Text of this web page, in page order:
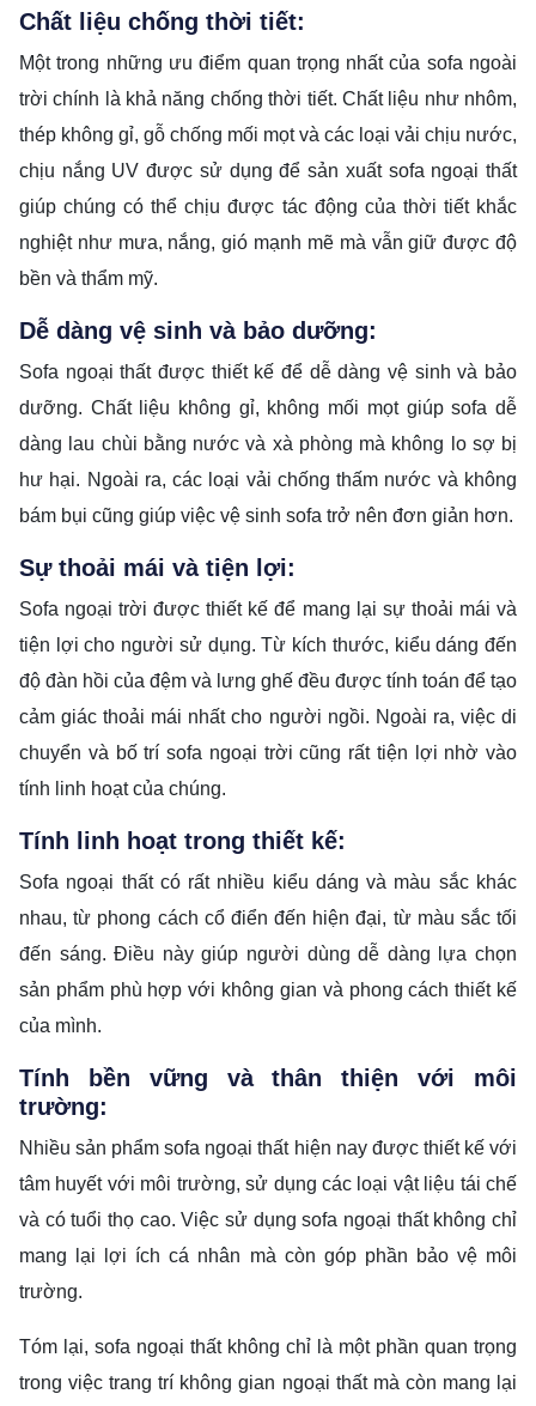
Chất liệu chống thời tiết:
Một trong những ưu điểm quan trọng nhất của sofa ngoài
trời chính là khả năng chống thời tiết. Chất liệu như nhôm,
thép không gỉ, gỗ chống mối mọt và các loại vải chịu nước,
chịu nắng UV được sử dụng để sản xuất sofa ngoại thất
giúp chúng có thể chịu được tác động của thời tiết khắc
nghiệt như mưa, nắng, gió mạnh mẽ mà vẫn giữ được độ
bền và thẩm mỹ.
Dễ dàng vệ sinh và bảo dưỡng:
Sofa ngoại thất được thiết kế để dễ dàng vệ sinh và bảo
dưỡng. Chất liệu không gỉ, không mối mọt giúp sofa dễ
dàng lau chùi bằng nước và xà phòng mà không lo sợ bị
hư hại. Ngoài ra, các loại vải chống thấm nước và không
bám bụi cũng giúp việc vệ sinh sofa trở nên đơn giản hơn.
Sự thoải mái và tiện lợi:
Sofa ngoại trời được thiết kế để mang lại sự thoải mái và
tiện lợi cho người sử dụng. Từ kích thước, kiểu dáng đến
độ đàn hồi của đệm và lưng ghế đều được tính toán để tạo
cảm giác thoải mái nhất cho người ngồi. Ngoài ra, việc di
chuyển và bố trí sofa ngoại trời cũng rất tiện lợi nhờ vào
tính linh hoạt của chúng.
Tính linh hoạt trong thiết kế:
Sofa ngoại thất có rất nhiều kiểu dáng và màu sắc khác
nhau, từ phong cách cổ điển đến hiện đại, từ màu sắc tối
đến sáng. Điều này giúp người dùng dễ dàng lựa chọn
sản phẩm phù hợp với không gian và phong cách thiết kế
của mình.
Tính bền vững và thân thiện với môi
trường:
Nhiều sản phẩm sofa ngoại thất hiện nay được thiết kế với
tâm huyết với môi trường, sử dụng các loại vật liệu tái chế
và có tuổi thọ cao. Việc sử dụng sofa ngoại thất không chỉ
mang lại lợi ích cá nhân mà còn góp phần bảo vệ môi
trường.
Tóm lại, sofa ngoại thất không chỉ là một phần quan trọng
trong việc trang trí không gian ngoại thất mà còn mang lại